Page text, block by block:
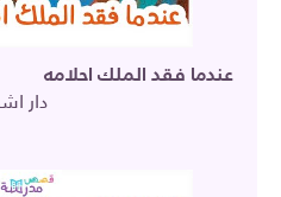
عندما فقد الملك احلامه
دار